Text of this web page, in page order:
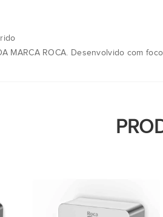
MARCA ROCA. Desenvolvido com